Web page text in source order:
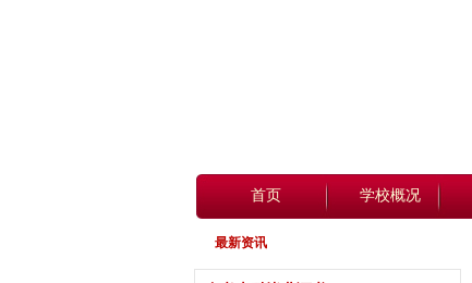
首页 学校概况
最新资讯